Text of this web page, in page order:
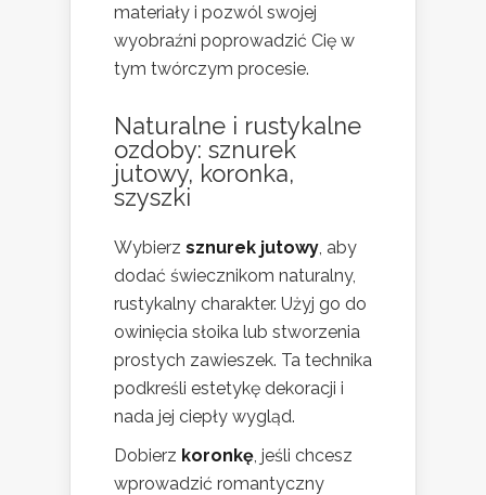
materiały i pozwól swojej
wyobraźni poprowadzić Cię w
tym twórczym procesie.
Naturalne i rustykalne
ozdoby: sznurek
jutowy, koronka,
szyszki
Wybierz sznurek jutowy, aby
dodać świecznikom naturalny,
rustykalny charakter. Użyj go do
owinięcia słoika lub stworzenia
prostych zawieszek. Ta technika
podkreśli estetykę dekoracji i
nada jej ciepły wygląd.
Dobierz koronkę, jeśli chcesz
wprowadzić romantyczny